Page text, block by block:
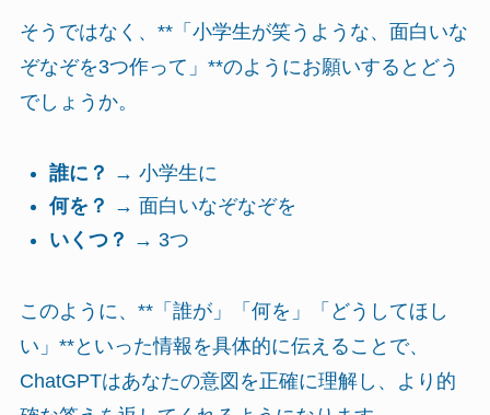
そうではなく、**「小学生が笑うような、面白いな
ぞなぞを3つ作って」**のようにお願いするとどう
でしょうか。
誰に？ → 小学生に
何を？ → 面白いなぞなぞを
いくつ？ → 3つ
このように、**「誰が」「何を」「どうしてほし
い」**といった情報を具体的に伝えることで、
ChatGPTはあなたの意図を正確に理解し、より的